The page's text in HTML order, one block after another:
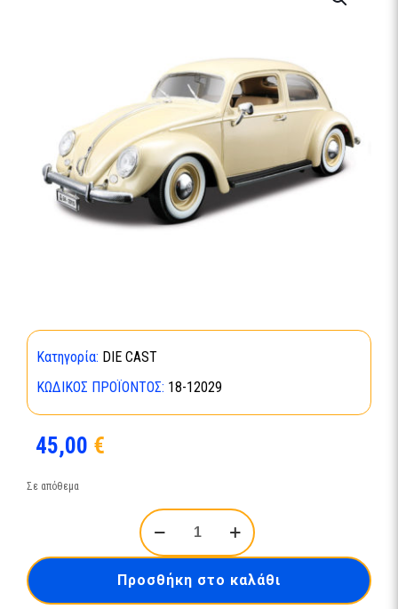
Κατηγορία: DIE CAST
ΚΩΔΙΚΌΣ ΠΡΟΪΌΝΤΟΣ: 18-12029
45,00 €
Σε απόθεμα
VOLKSWAGEN
KAFER-
BEETLE
ποσότητα
Προσθήκη στο καλάθι